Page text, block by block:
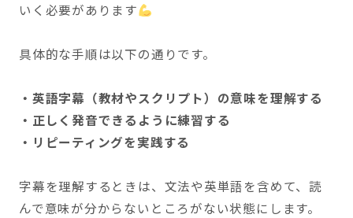
いく必要があります
具体的な手順は以下の通りです。
・英語字幕（教材やスクリプト）の意味を理解する
・正しく発音できるように練習する
・リピーティングを実践する
字幕を理解するときは、文法や英単語を含めて、読
んで意味が分からないところがない状態にします。